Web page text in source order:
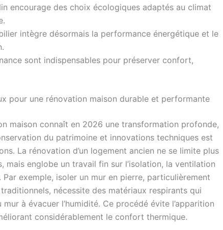
encourage des choix écologiques adaptés au climat
intègre désormais la performance énergétique et le
sont indispensables pour préserver confort,
pour une rénovation maison durable et performante
maison connaît en 2026 une transformation profonde,
du patrimoine et innovations techniques est
La rénovation d’un logement ancien ne se limite plus
mais englobe un travail fin sur l’isolation, la ventilation
exemple, isoler un mur en pierre, particulièrement
nécessite des matériaux respirants qui
à évacuer l’humidité. Ce procédé évite l’apparition
considérablement le confort thermique.